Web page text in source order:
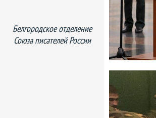
Белгородское отделение
Союза писателей России